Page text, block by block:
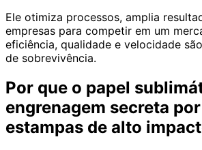
Ele otimiza processos, amplia
empresas para competir em um
eficiência, qualidade e velocidade
de sobrevivência.
Por que o papel
engrenagem secreta
estampas de alto